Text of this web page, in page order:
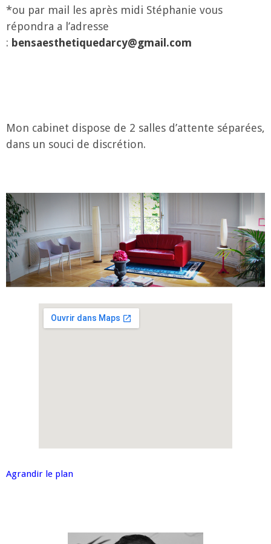
*ou par mail les après midi Stéphanie vous
répondra a l’adresse
: bensaesthetiquedarcy@gmail.com
Mon cabinet dispose de 2 salles d’attente séparées,
dans un souci de discrétion.
Agrandir le plan